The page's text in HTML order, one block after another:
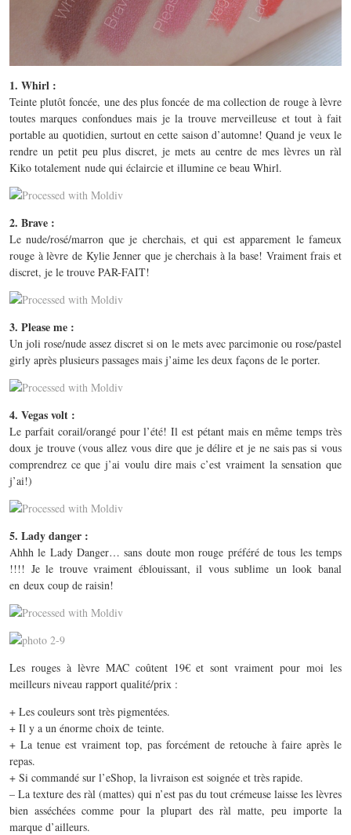
1. Whirl :
Teinte plutôt foncée, une des plus foncée de ma collection de rouge à lèvre
toutes marques confondues mais je la trouve merveilleuse et tout à fait
portable au quotidien, surtout en cette saison d’automne! Quand je veux le
rendre un petit peu plus discret, je mets au centre de mes lèvres un ràl
Kiko totalement nude qui éclaircie et illumine ce beau Whirl.
2. Brave :
Le nude/rosé/marron que je cherchais, et qui est apparement le fameux
rouge à lèvre de Kylie Jenner que je cherchais à la base! Vraiment frais et
discret, je le trouve PAR-FAIT!
3. Please me :
Un joli rose/nude assez discret si on le mets avec parcimonie ou rose/pastel
girly après plusieurs passages mais j’aime les deux façons de le porter.
4. Vegas volt :
Le parfait corail/orangé pour l’été! Il est pétant mais en même temps très
doux je trouve (vous allez vous dire que je délire et je ne sais pas si vous
comprendrez ce que j’ai voulu dire mais c’est vraiment la sensation que
j’ai!)
5. Lady danger :
Ahhh le Lady Danger… sans doute mon rouge préféré de tous les temps
!!!! Je le trouve vraiment éblouissant, il vous sublime un look banal
en deux coup de raisin!
Les rouges à lèvre MAC coûtent 19€ et sont vraiment pour moi les
meilleurs niveau rapport qualité/prix :
+ Les couleurs sont très pigmentées.
+ Il y a un énorme choix de teinte.
+ La tenue est vraiment top, pas forcément de retouche à faire après le
repas.
+ Si commandé sur l’eShop, la livraison est soignée et très rapide.
– La texture des ràl (mattes) qui n’est pas du tout crémeuse laisse les lèvres
bien asséchées comme pour la plupart des ràl matte, peu importe la
marque d’ailleurs.